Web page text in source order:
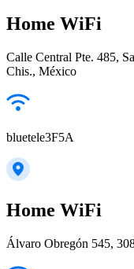
Home WiFi
Calle Central Pte. 485,
Chis., México
bluetele3F5A
Home WiFi
Álvaro Obregón 545,